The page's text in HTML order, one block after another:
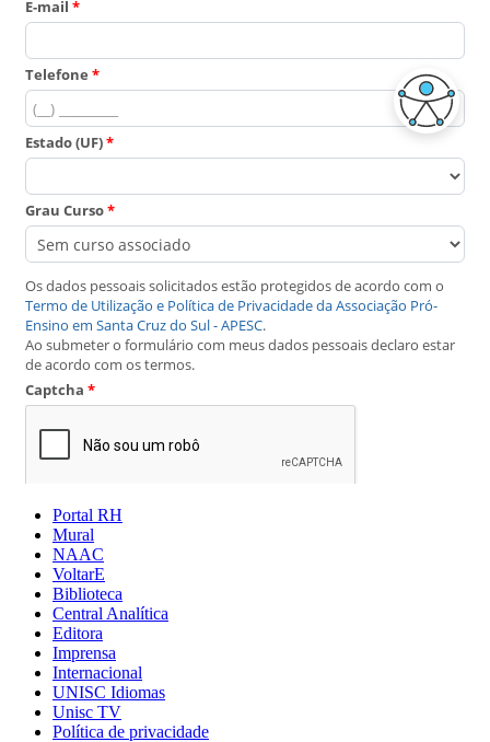
Portal RH
Mural
NAAC
VoltarE
Biblioteca
Central Analítica
Editora
Imprensa
Internacional
UNISC Idiomas
Unisc TV
Política de privacidade